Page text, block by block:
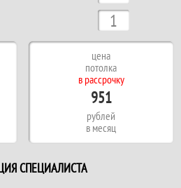
цена
потолка
в рассрочку
951
рублей
в месяц
СПЕЦИАЛИСТА